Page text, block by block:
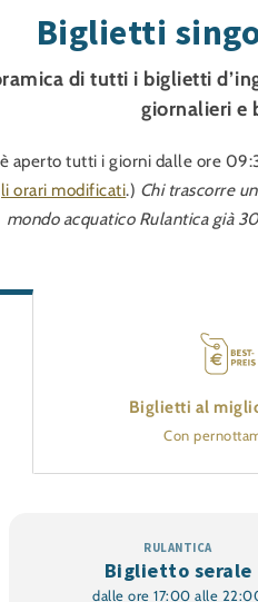
Biglietti
di tutti i biglietti
giornalieri e
aperto tutti i giorni dalle ore
orari modificati.) Chi trascorre
mondo acquatico Rulantica già
Biglietti al
Con
Biglietto serale
dalle ore 17:00 alle